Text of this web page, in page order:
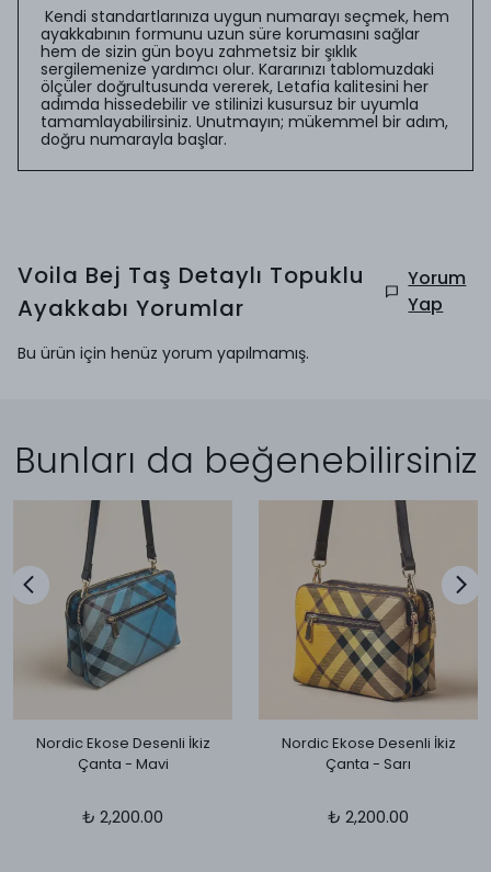
Kendi standartlarınıza uygun numarayı seçmek, hem
ayakkabının formunu uzun süre korumasını sağlar
hem de sizin gün boyu zahmetsiz bir şıklık
sergilemenize yardımcı olur. Kararınızı tablomuzdaki
ölçüler doğrultusunda vererek, Letafia kalitesini her
adımda hissedebilir ve stilinizi kusursuz bir uyumla
tamamlayabilirsiniz. Unutmayın; mükemmel bir adım,
doğru numarayla başlar.
Voila Bej Taş Detaylı Topuklu
Ayakkabı Yorumlar
Yorum
Yap
Bu ürün için henüz yorum yapılmamış.
Bunları da beğenebilirsiniz
Nordic Ekose Desenli İkiz
Çanta - Mavi
₺ 2,200.00
Nordic Ekose Desenli İkiz
Çanta - Sarı
₺ 2,200.00